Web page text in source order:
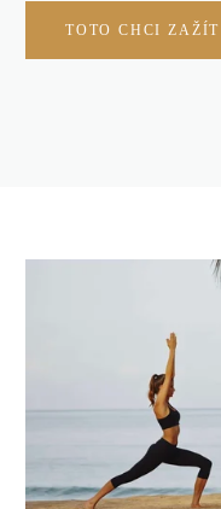
TOTO CHCI ZAŽÍT